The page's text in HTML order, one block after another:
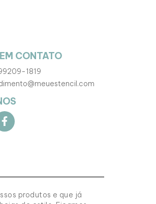
CONTATO
1819
produtos e que já